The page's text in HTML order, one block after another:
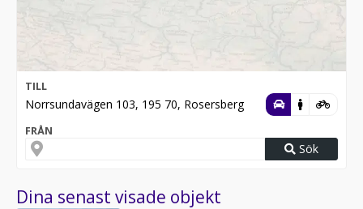
TILL
Norrsundavägen 103, 195 70, Rosersberg
FRÅN
Sök
Dina senast visade objekt